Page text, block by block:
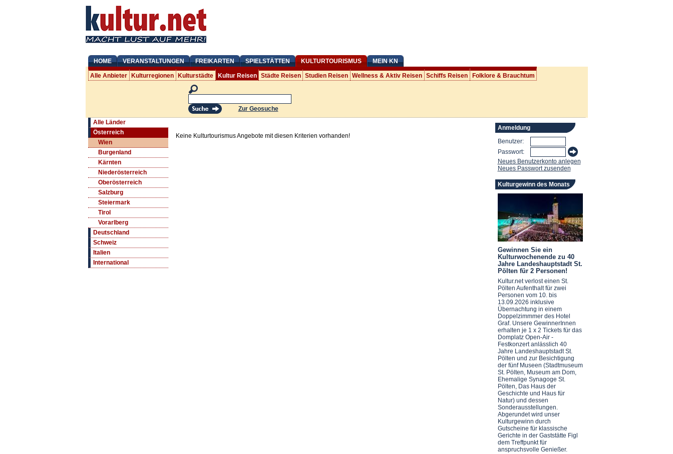
HOME VERANSTALTUNGEN FREIKARTEN SPIELSTÄTTEN KULTURTOURISMUS MEIN KN
Alle Anbieter Kulturregionen Kulturstädte Kultur Reisen Städte Reisen Studien Reisen Wellness & Aktiv Reisen Schiffs Reisen Folklore & Brauchtum
Zur Geosuche
Alle Länder
Österreich
Wien
Burgenland
Kärnten
Niederösterreich
Oberösterreich
Salzburg
Steiermark
Tirol
Vorarlberg
Deutschland
Schweiz
Italien
International
Keine Kulturtourismus Angebote mit diesen Kriterien vorhanden!
Anmeldung
Benutzer:
Passwort:
Neues Benutzerkonto anlegen
Neues Passwort zusenden
Kulturgewinn des Monats
Gewinnen Sie ein
Kulturwochenende zu 40
Jahre Landeshauptstadt St.
Pölten für 2 Personen!
Kultur.net verlost einen St.
Pölten Aufenthalt für zwei
Personen vom 10. bis
13.09.2026 inklusive
Übernachtung in einem
Doppelzimmmer des Hotel
Graf. Unsere GewinnerInnen
erhalten je 1 x 2 Tickets für das
Domplatz Open-Air -
Festkonzert anlässlich 40
Jahre Landeshauptstadt St.
Pölten und zur Besichtigung
der fünf Museen (Stadtmuseum
St. Pölten, Museum am Dom,
Ehemalige Synagoge St.
Pölten, Das Haus der
Geschichte und Haus für
Natur) und dessen
Sonderausstellungen.
Abgerundet wird unser
Kulturgewinn durch
Gutscheine für klassische
Gerichte in der Gaststätte Figl
dem Treffpunkt für
anspruchsvolle Genießer.